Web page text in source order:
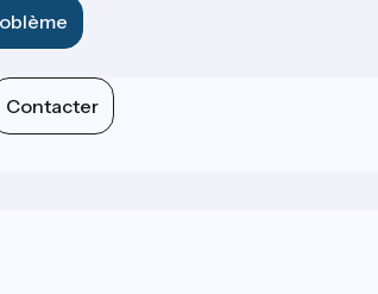
Contacter